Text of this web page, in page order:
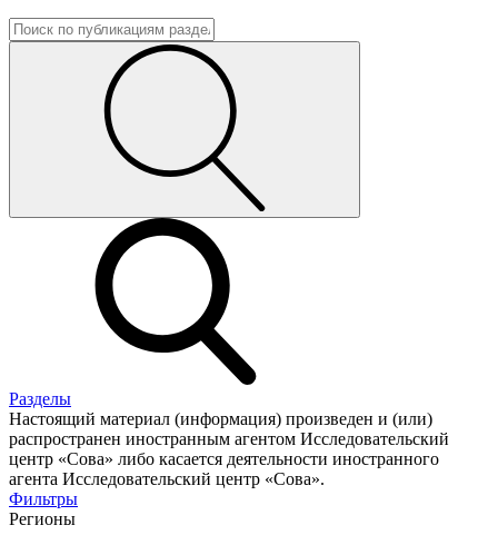
Разделы
Настоящий материал (информация) произведен и (или)
распространен иностранным агентом Исследовательский
центр «Сова» либо касается деятельности иностранного
агента Исследовательский центр «Сова».
Фильтры
Регионы